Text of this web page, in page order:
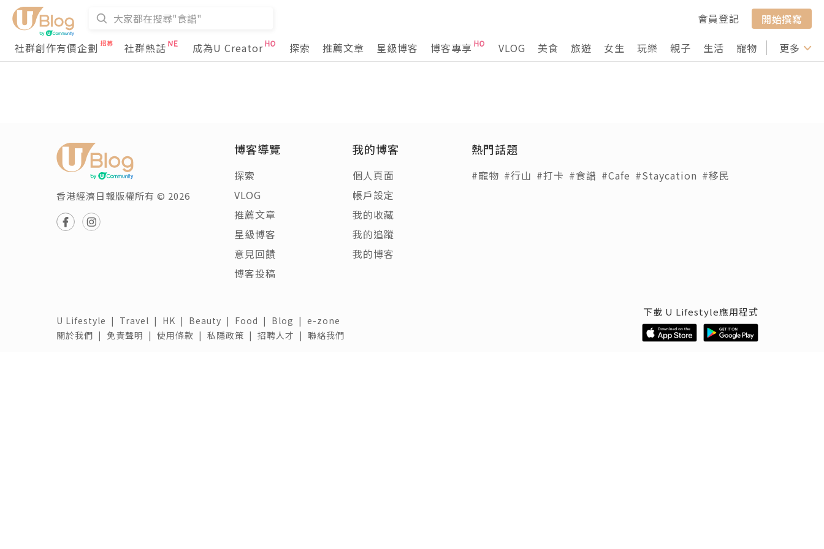
會員登記
開始撰寫
社群創作有價企劃
社群熱話 成為U Creator 探索 推薦文章 星級博客 博客專享 VLOG 美食 旅遊 女生 玩樂 親子 生活 寵物 行山 打卡
更多
香港經濟日報版權所有 © 2026
博客導覽
探索
VLOG
推薦文章
星級博客
意見回饋
博客投稿
我的博客
個人頁面
帳戶設定
我的收藏
我的追蹤
我的博客
熱門話題
#寵物 #行山 #打卡 #食譜 #Cafe #Staycation #移民
U Lifestyle | Travel | HK | Beauty | Food | Blog | e-zone
關於我們 | 免責聲明 | 使用條款 | 私隱政策 | 招聘人才 | 聯絡我們
下載 U Lifestyle應用程式